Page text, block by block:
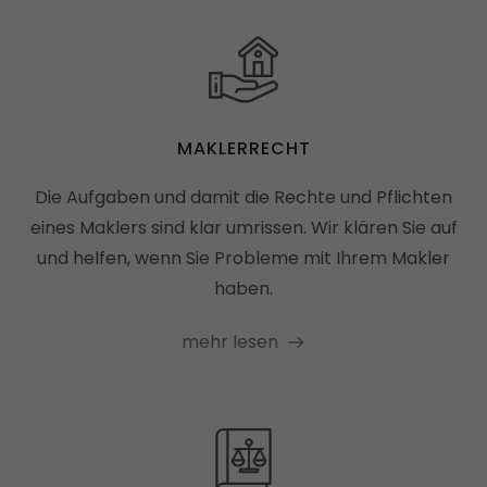
MAKLERRECHT
Die Aufgaben und damit die Rechte und Pflichten
eines Maklers sind klar umrissen. Wir klären Sie auf
und helfen, wenn Sie Probleme mit Ihrem Makler
haben.
mehr lesen
Anbieter: Diese Website
Datenschutzerklärung
consent_manager(Datenschutz Cookie)
Speichert Ihre Cookie-Entscheidungen aus
dieser Cookie-Verwaltung.
Laufzeit: 1 Jahr
Anbieter: Diese Website
anonym. Diese Informationen helfen uns zu
verstehen, wie unsere Besucher unsere